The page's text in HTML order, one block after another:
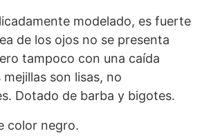
modelado, es fuerte
de los ojos no se presenta
tampoco con una caída
mejillas son lisas, no
Dotado de barba y bigotes.
color negro.